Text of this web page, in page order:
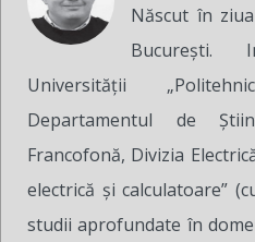
Născut în
București.
Universității
Departamentul de
Francofonă, Divizia
electrică și calculatoare”
studii aprofundate în